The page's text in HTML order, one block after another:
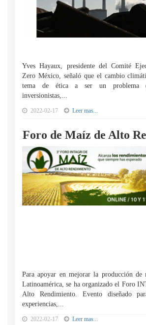
Yves Hayaux, presidente del Comité
Zero México, señaló que el cambio
tema de ética a ser un problema
inversionistas,...
2022-02-17 Leer mas...
Foro de Maíz de Alto
Para apoyar en mejorar la producción
Latinoamérica, se ha organizado el Foro
Alto Rendimiento. Evento diseñado
experiencias,...
2022-02-17 Leer mas...